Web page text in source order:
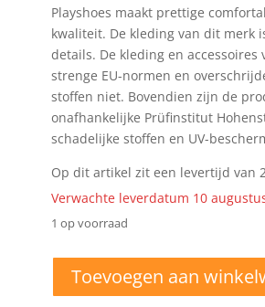
Playshoes maakt prettige
kwaliteit. De kleding van dit merk
details. De kleding en
strenge EU-normen en
stoffen niet. Bovendien zijn de
onafhankelijke Prüfinstitut
schadelijke stoffen en UV-
Op dit artikel zit een levertijd van
Verwachte leverdatum 10
1 op voorraad
Toevoegen aan